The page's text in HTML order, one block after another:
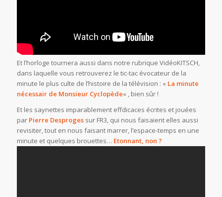
Et l’horloge tournera aussi dans notre rubrique VidéoKITSCH,
dans laquelle vous retrouverez le tic-tac évocateur de la
minute le plus culte de l’histoire de la télévision : « La minute
nécessair de Monsieur Cyclopède« , bien sûr !
Et les saynettes imparablement effdicaces écrites et jouées
par Pierre Desprogessur FR3, qui nous faisaient elles aussi
revisiter, tout en nous faisant marrer, l’espace-temps en une
minute et quelques brouettes… Etonnant, non ?